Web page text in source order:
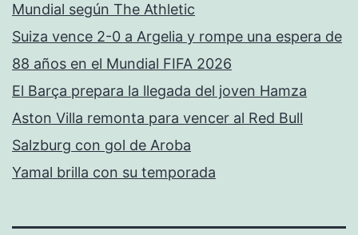
Mundial según The Athletic
Suiza vence 2-0 a Argelia y rompe una espera de
88 años en el Mundial FIFA 2026
El Barça prepara la llegada del joven Hamza
Aston Villa remonta para vencer al Red Bull
Salzburg con gol de Aroba
Yamal brilla con su temporada